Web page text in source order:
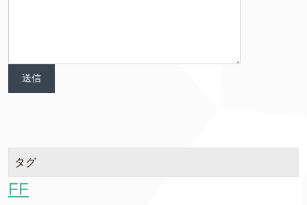
タグ
FF